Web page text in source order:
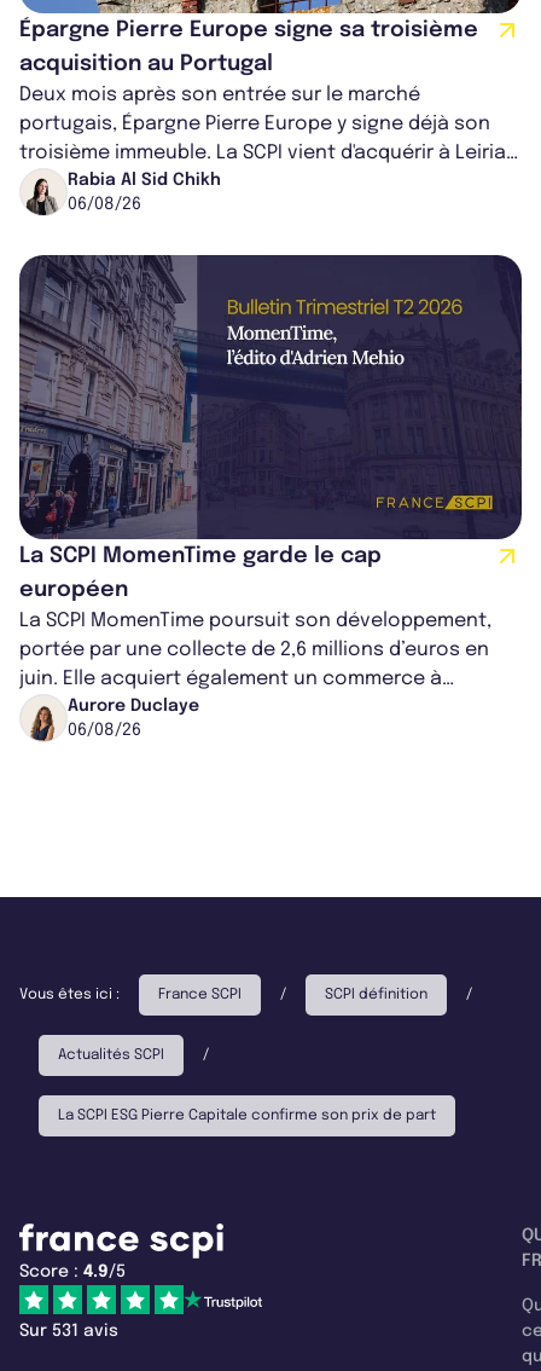
Épargne Pierre Europe signe sa troisième
acquisition au Portugal
Deux mois après son entrée sur le marché
portugais, Épargne Pierre Europe y signe déjà son
troisième immeuble. La SCPI vient d'acquérir à Leiria,
dans le centre du pays, un établis...
Rabia Al Sid Chikh
06/08/26
La SCPI MomenTime garde le cap
européen
La SCPI MomenTime poursuit son développement,
portée par une collecte de 2,6 millions d’euros en
juin. Elle acquiert également un commerce à
Worcester, place une plateforme logisti...
Aurore Duclaye
06/08/26
Vous êtes ici : France SCPI / SCPI définition /
Actualités SCPI /
La SCPI ESG Pierre Capitale confirme son prix de part
Score : 4.9/5
Sur 531 avis